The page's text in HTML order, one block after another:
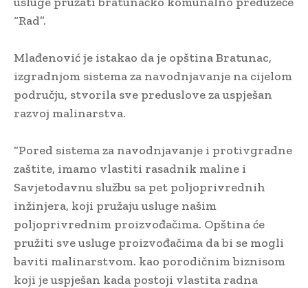
“Rad”.
Mlađenović je istakao da je opština Bratunac,
izgradnjom sistema za navodnjavanje na cijelom
području, stvorila sve preduslove za uspješan
razvoj malinarstva.
“Pored sistema za navodnjavanje i protivgradne
zaštite, imamo vlastiti rasadnik maline i
Savjetodavnu službu sa pet poljoprivrednih
inžinjera, koji pružaju usluge našim
poljoprivrednim proizvođačima. Opština će
pružiti sve usluge proizvođačima da bi se mogli
baviti malinarstvom. kao porodičnim biznisom
koji je uspješan kada postoji vlastita radna